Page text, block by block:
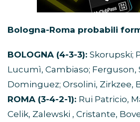
Bologna-Roma probabili
BOLOGNA (4-3-3): Skorupski;
Lucumì, Cambiaso; Ferguson,
Dominguez; Orsolini, Zirkzee,
ROMA (3-4-2-1): Rui Patricio,
Celik, Zalewski , Cristante,